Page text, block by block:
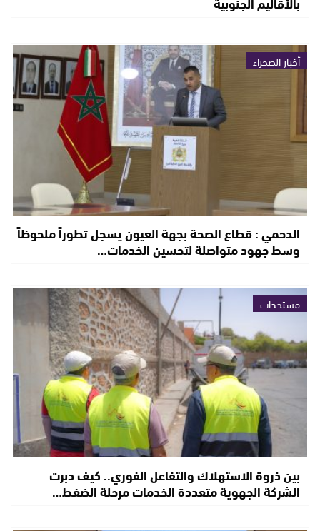
أخبار الصحراء
الدحمي : قطاع الصحة بجهة العيون يسجل تطوراً ملحوظاً
وسط جهود متواصلة لتحسين الخدمات…
مستجدات
بين ذروة الاستهلاك والتفاعل الفوري.. كيف دبرت
الشركة الجهوية متعددة الخدمات مرحلة الضغط…